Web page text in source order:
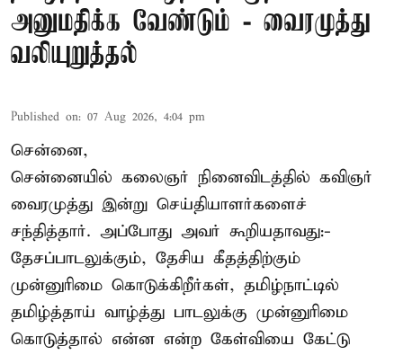
அனுமதிக்க வேண்டும் - வைரமுத்து
வலியுறுத்தல்
Published on: 07 Aug 2026, 4:04 pm
சென்னை,
சென்னையில் கலைஞர் நினைவிடத்தில் கவிஞர்
வைரமுத்து இன்று செய்தியாளர்களைச்
சந்தித்தார். அப்போது அவர் கூறியதாவது:-
தேசப்பாடலுக்கும், தேசிய கீதத்திற்கும்
முன்னுரிமை கொடுக்கிறீர்கள், தமிழ்நாட்டில்
தமிழ்த்தாய் வாழ்த்து பாடலுக்கு முன்னுரிமை
கொடுத்தால் என்ன என்ற கேள்வியை கேட்டு